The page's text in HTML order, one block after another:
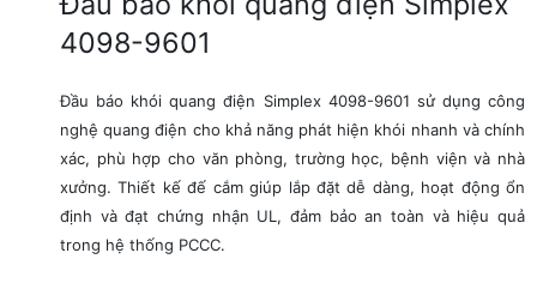
4098-9601
Đầu báo khói quang điện Simplex 4098-9601 sử dụng công
nghệ quang điện cho khả năng phát hiện khói nhanh và chính
xác, phù hợp cho văn phòng, trường học, bệnh viện và nhà
xưởng. Thiết kế đế cắm giúp lắp đặt dễ dàng, hoạt động ổn
định và đạt chứng nhận UL, đảm bảo an toàn và hiệu quả
trong hệ thống PCCC.